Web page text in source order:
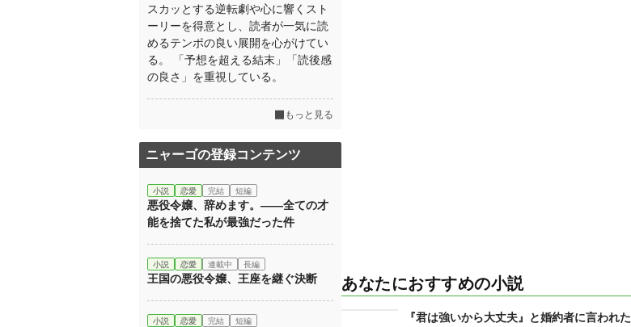
あなたにおすすめの小説
『君は強いから大丈夫』と婚約者に言われた
スカッとする逆転劇や心に響くスト
ーリーを得意とし、読者が一気に読
めるテンポの良い展開を心がけてい
る。 「予想を超える結末」「読後感
の良さ」を重視している。
もっと見る
ニャーゴの登録コンテンツ
小説 恋愛 完結 短編
悪役令嬢、辞めます。——全ての才
能を捨てた私が最強だった件
小説 恋愛 連載中 長編
王国の悪役令嬢、王座を継ぐ決断
小説 恋愛 完結 短編